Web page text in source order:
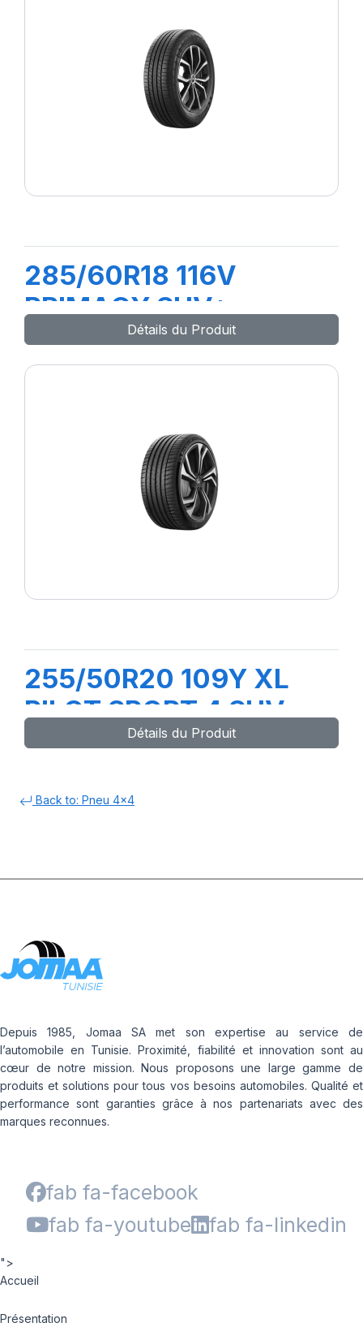
285/60R18 116V
PRIMACY SUV+
Détails du Produit
255/50R20 109Y XL
PILOT SPORT 4 SUV
Détails du Produit
Back to: Pneu 4x4
Depuis 1985, Jomaa SA met son expertise au service de
l’automobile en Tunisie. Proximité, fiabilité et innovation sont au
cœur de notre mission. Nous proposons une large gamme de
produits et solutions pour tous vos besoins automobiles. Qualité et
performance sont garanties grâce à nos partenariats avec des
marques reconnues.
fab fa-facebook
fab fa-youtube
fab fa-linkedin
">
Accueil
Présentation